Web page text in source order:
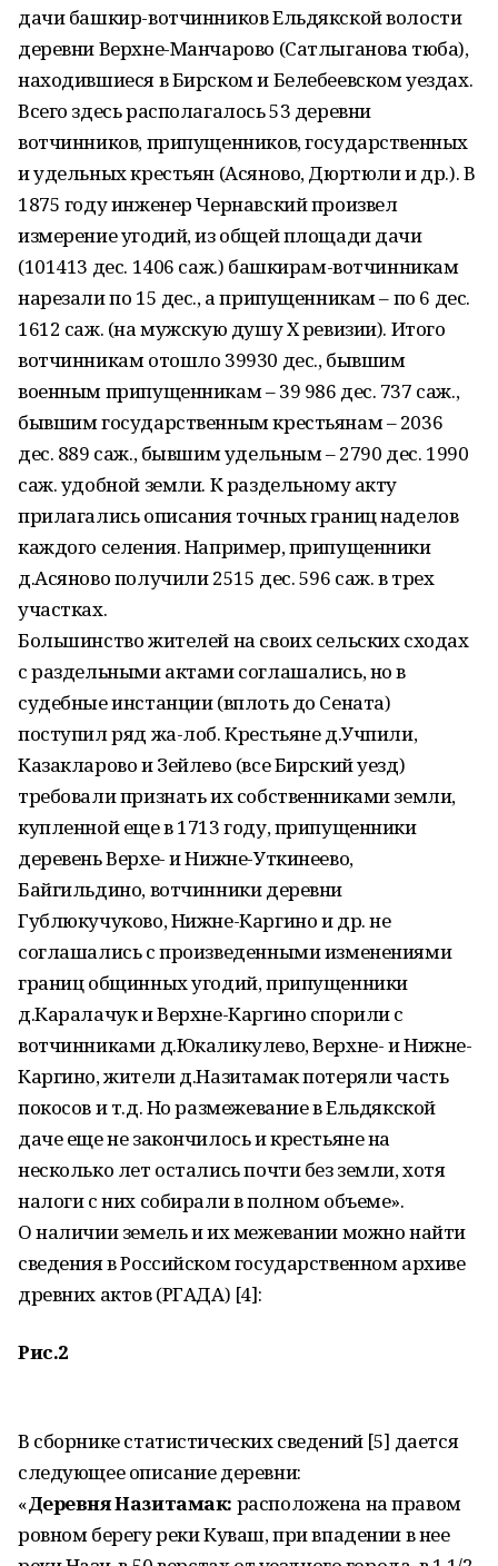
дачи башкир-вотчинников Ельдякской волости
деревни Верхне-Манчарово (Сатлыганова тюба),
находившиеся в Бирском и Белебеевском уездах.
Всего здесь располагалось 53 деревни
вотчинников, припущенников, государственных
и удельных крестьян (Асяново, Дюртюли и др.). В
1875 году инженер Чернавский произвел
измерение угодий, из общей площади дачи
(101413 дес. 1406 саж.) башкирам-вотчинникам
нарезали по 15 дес., а припущенникам – по 6 дес.
1612 саж. (на мужскую душу Х ревизии). Итого
вотчинникам отошло 39930 дес., бывшим
военным припущенникам – 39 986 дес. 737 саж.,
бывшим государственным крестьянам – 2036
дес. 889 саж., бывшим удельным – 2790 дес. 1990
саж. удобной земли. К раздельному акту
прилагались описания точных границ наделов
каждого селения. Например, припущенники
д.Асяново получили 2515 дес. 596 саж. в трех
участках.
Большинство жителей на своих сельских сходах
с раздельными актами соглашались, но в
судебные инстанции (вплоть до Сената)
поступил ряд жа-лоб. Крестьяне д.Учпили,
Казакларово и Зейлево (все Бирский уезд)
требовали признать их собственниками земли,
купленной еще в 1713 году, припущенники
деревень Верхе- и Нижне-Уткинеево,
Байгильдино, вотчинники деревни
Гублюкучуково, Нижне-Каргино и др. не
соглашались с произведенными изменениями
границ общинных угодий, припущенники
д.Каралачук и Верхне-Каргино спорили с
вотчинниками д.Юкаликулево, Верхне- и Нижне-
Каргино, жители д.Назитамак потеряли часть
покосов и т.д. Но размежевание в Ельдякской
даче еще не закончилось и крестьяне на
несколько лет остались почти без земли, хотя
налоги с них собирали в полном объеме».
О наличии земель и их межевании можно найти
сведения в Российском государственном архиве
древних актов (РГАДА) [4]:
Рис.2
В сборнике статистических сведений [5] дается
следующее описание деревни:
«Деревня Назитамак: расположена на правом
ровном берегу реки Куваш, при впадении в нее